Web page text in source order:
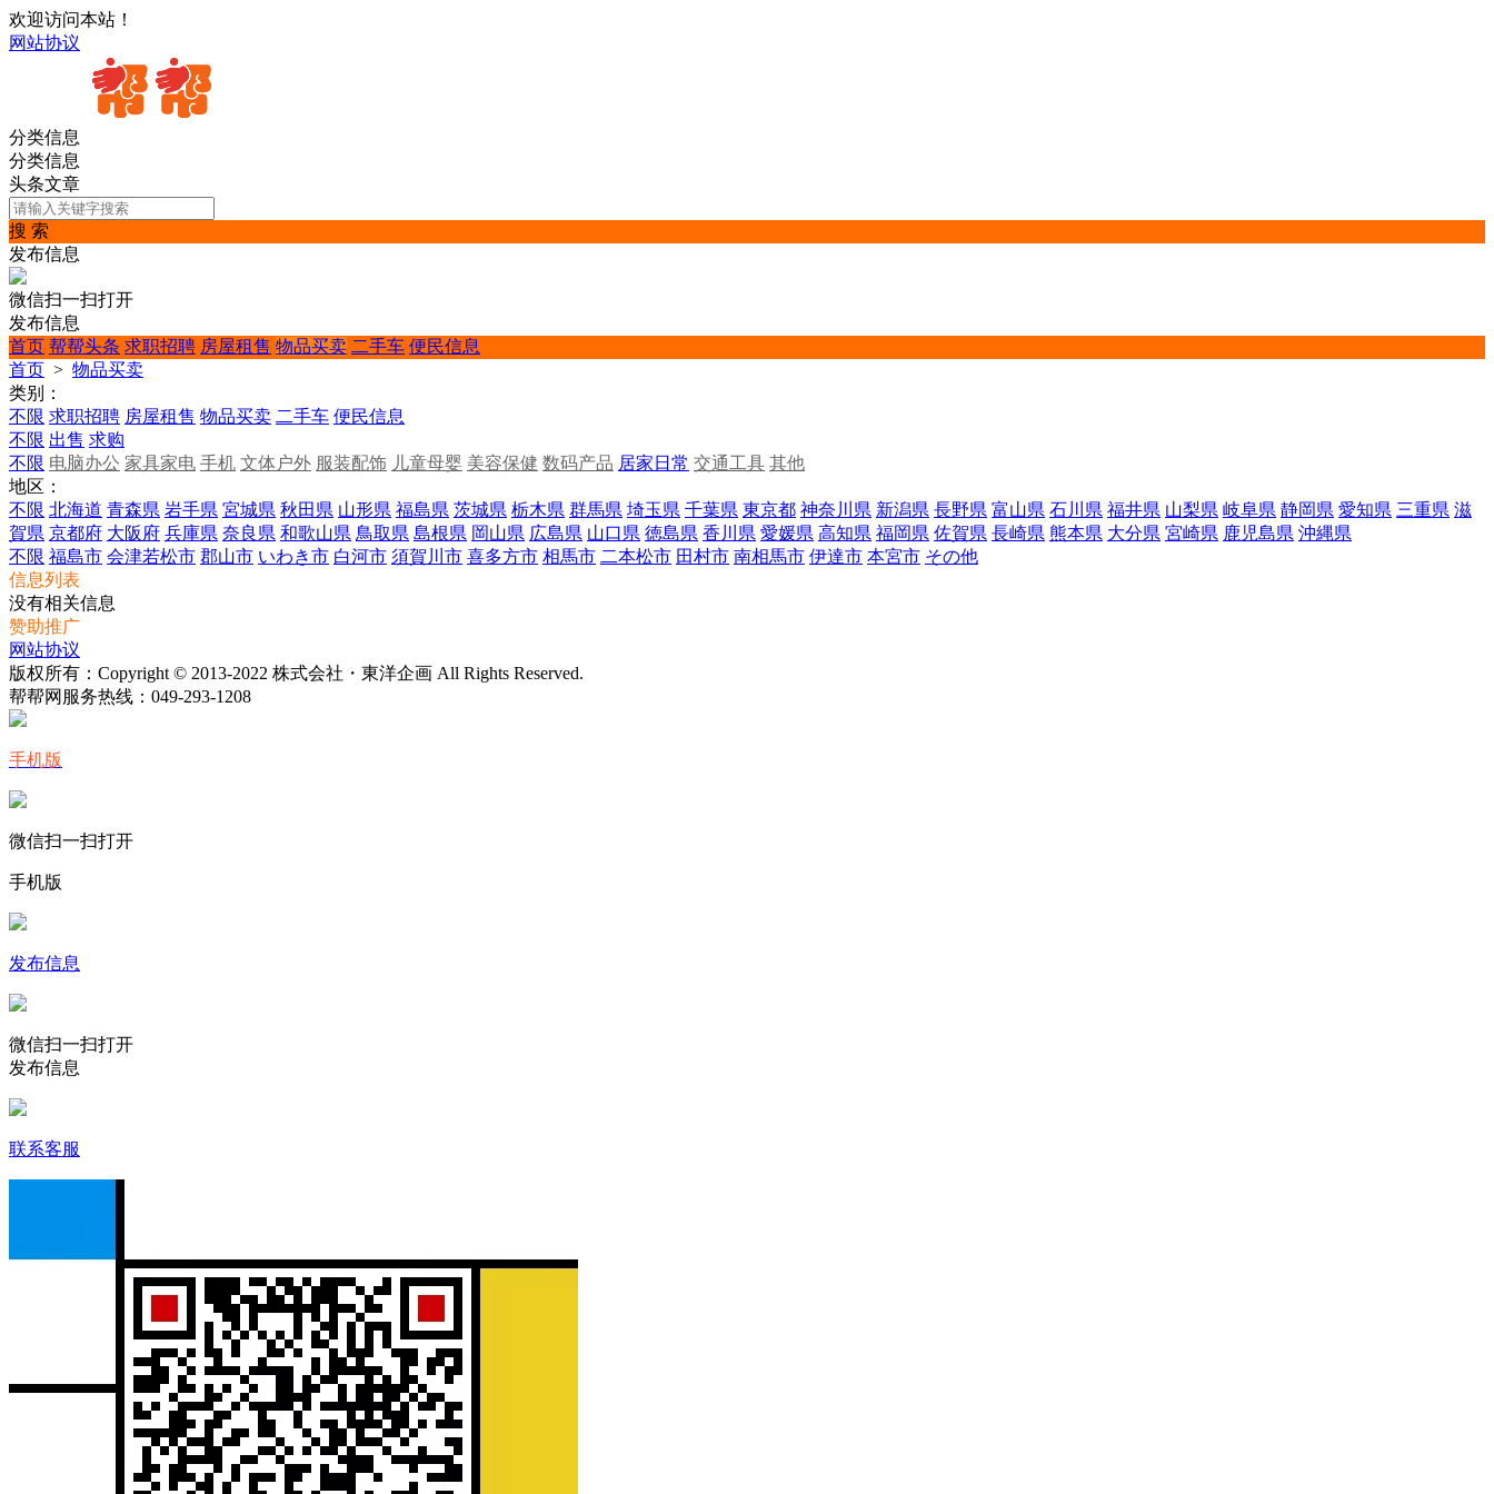
欢迎访问本站！
网站协议
分类信息
分类信息
头条文章
搜 索
发布信息
微信扫一扫打开
发布信息
首页 帮帮头条 求职招聘 房屋租售 物品买卖 二手车 便民信息
首页 > 物品买卖
类别：
不限 求职招聘 房屋租售 物品买卖 二手车 便民信息
不限 出售 求购
不限 电脑办公 家具家电 手机 文体户外 服装配饰 儿童母婴 美容保健 数码产品 居家日常 交通工具 其他
地区：
不限 北海道 青森県 岩手県 宮城県 秋田県 山形県 福島県 茨城県 栃木県 群馬県 埼玉県 千葉県 東京都 神奈川県 新潟県 長野県 富山県 石川県 福井県 山梨県 岐阜県 静岡県 愛知県 三重県 滋
賀県 京都府 大阪府 兵庫県 奈良県 和歌山県 鳥取県 島根県 岡山県 広島県 山口県 徳島県 香川県 愛媛県 高知県 福岡県 佐賀県 長崎県 熊本県 大分県 宮崎県 鹿児島県 沖縄県
不限 福島市 会津若松市 郡山市 いわき市 白河市 須賀川市 喜多方市 相馬市 二本松市 田村市 南相馬市 伊達市 本宮市 その他
信息列表
没有相关信息
赞助推广
网站协议
版权所有：Copyright © 2013-2022 株式会社・東洋企画 All Rights Reserved.
帮帮网服务热线： 049-293-1208
手机版
微信扫一扫打开
手机版
发布信息
微信扫一扫打开
发布信息
联系客服